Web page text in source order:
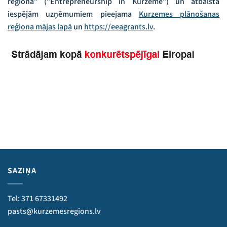
iespējām uzņēmumiem pieejamaKurzemes plānošanas
reģiona mājas lapāunhttps://eeagrants.lv.
SAZIŅA
Tel: 371 67331492
pasts@kurzemesregions.lv